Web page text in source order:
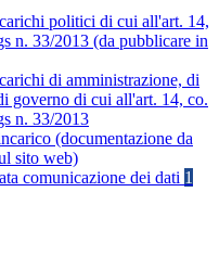
politici di cui all'art. 14,
n. 33/2013 (da pubblicare in
di amministrazione, di
governo di cui all'art. 14, co.
n. 33/2013
(documentazione da
sito web)
comunicazione dei dati 1